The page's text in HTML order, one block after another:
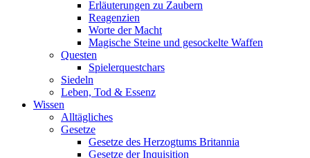
Erläuterungen zu Zaubern
Reagenzien
Worte der Macht
Magische Steine und gesockelte Waffen
Questen
Spielerquestchars
Siedeln
Leben, Tod & Essenz
Wissen
Alltägliches
Gesetze
Gesetze des Herzogtums Britannia
Gesetze der Inquisition